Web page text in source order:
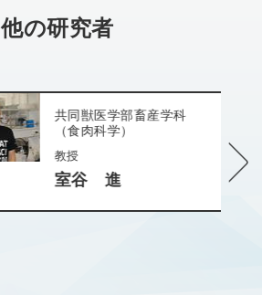
他の研究者
共同獣医学部畜産学科
（食肉科学）
教授
室谷 進